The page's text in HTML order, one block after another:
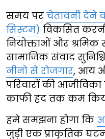
समय पर चेतावनी देने
सिस्टम) विकसित
नियोक्ताओं और श्रमिक
सामाजिक संवाद
नीनो से रोजगार, आय
परिवारों की
काफी हद तक कम
हमे समझना होगा कि
जुड़ी एक प्राकृतिक